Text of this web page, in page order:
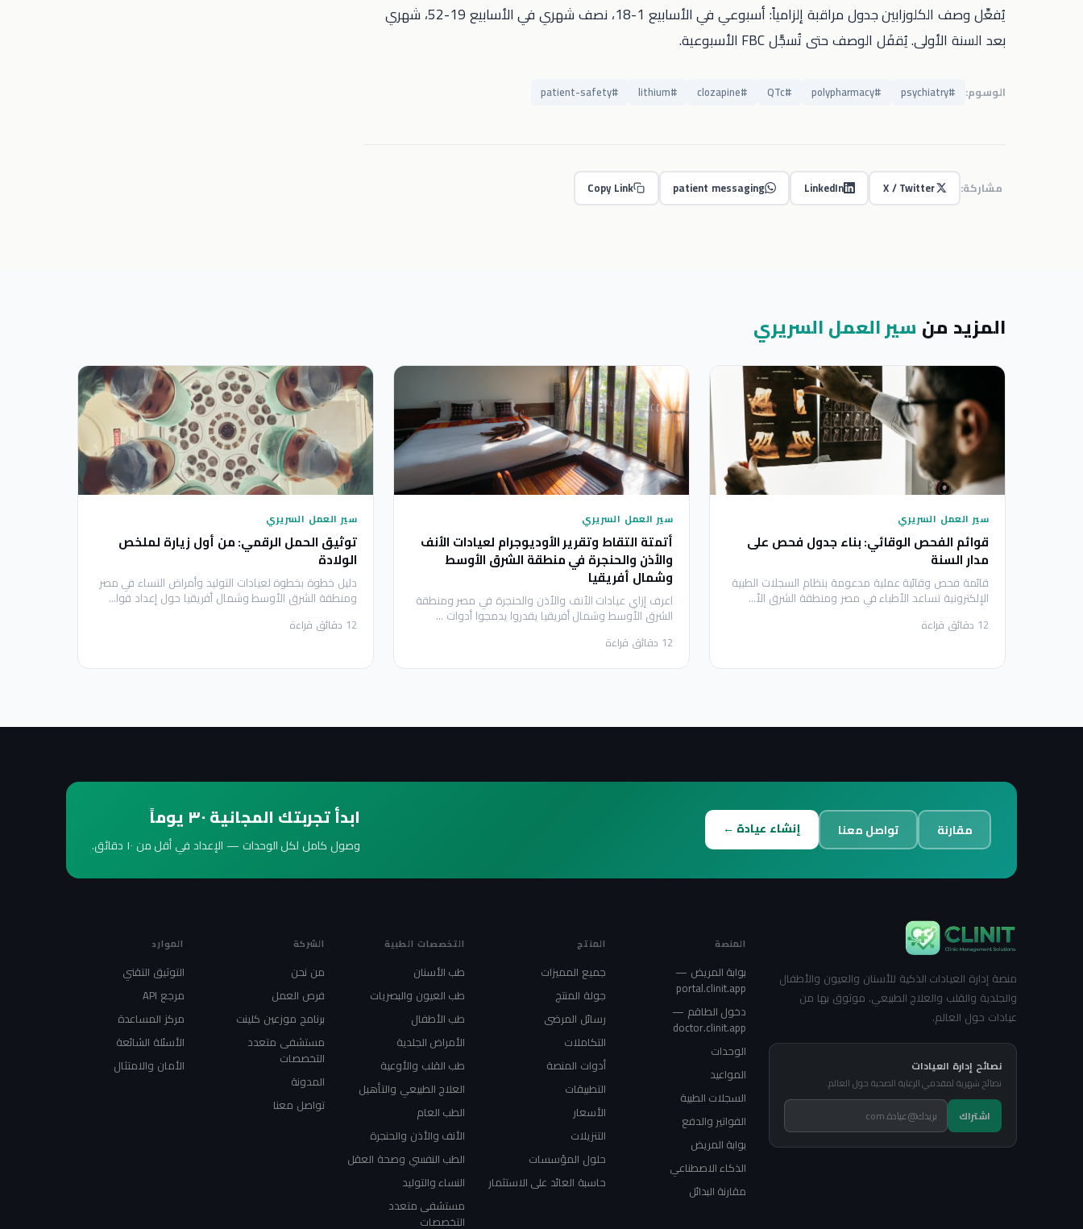
يُفعِّل وصف الكلوزابين جدول مراقبة إلزامياً: أسبوعي في الأسابيع 1-18، نصف شهري في الأسابيع 19-52، شهري
بعد السنة الأولى. يُقفَل الوصف حتى تُسجَّل FBC الأسبوعية.
الوسوم: #
psychiatry
#
polypharmacy
#
QTc
#
clozapine
#
lithium
#
patient-safety
مشاركة: X / Twitter
LinkedIn
patient messaging
Copy Link
المزيد من سير العمل السريري
سير العمل السريري
قوائم الفحص الوقائي: بناء جدول فحص على
مدار السنة
قائمة فحص وقائية عملية مدعومة بنظام السجلات الطبية
الإلكترونية تساعد الأطباء في مصر ومنطقة الشرق الأ…
12 دقائق قراءة
سير العمل السريري
أتمتة التقاط وتقرير الأوديوجرام لعيادات الأنف
والأذن والحنجرة في منطقة الشرق الأوسط
وشمال أفريقيا
اعرف إزاي عيادات الأنف والأذن والحنجرة في مصر ومنطقة
الشرق الأوسط وشمال أفريقيا يقدروا يدمجوا أدوات …
12 دقائق قراءة
سير العمل السريري
توثيق الحمل الرقمي: من أول زيارة لملخص
الولادة
دليل خطوة بخطوة لعيادات التوليد وأمراض النساء في مصر
ومنطقة الشرق الأوسط وشمال أفريقيا حول إعداد قوا…
12 دقائق قراءة
ابدأ تجربتك المجانية ٣٠ يوماً
وصول كامل لكل الوحدات — الإعداد في أقل من ١٠ دقائق.
إنشاء عيادة ← تواصل معنا مقارنة
منصة إدارة العيادات الذكية للأسنان والعيون والأطفال
والجلدية والقلب والعلاج الطبيعي. موثوق بها من
عيادات حول العالم.
نصائح إدارة العيادات
نصائح شهرية لمقدمي الرعاية الصحية حول العالم.
اشتراك
المنصة
بوابة المريض —
portal.clinit.app
دخول الطاقم —
doctor.clinit.app
الوحدات
المواعيد
السجلات الطبية
الفواتير والدفع
بوابة المريض
الذكاء الاصطناعي
مقارنة البدائل
المنتج
جميع المميزات
جولة المنتج
رسائل المرضى
التكاملات
أدوات المنصة
التطبيقات
الأسعار
التنزيلات
حلول المؤسسات
حاسبة العائد على الاستثمار
التخصصات الطبية
طب الأسنان
طب العيون والبصريات
طب الأطفال
الأمراض الجلدية
طب القلب والأوعية
العلاج الطبيعي والتأهيل
الطب العام
الأنف والأذن والحنجرة
الطب النفسي وصحة العقل
النساء والتوليد
مستشفى متعدد
التخصصات
الشركة
من نحن
فرص العمل
برنامج موزعين كلينت
مستشفى متعدد
التخصصات
المدونة
تواصل معنا
الموارد
التوثيق التقني
مرجع API
مركز المساعدة
الأسئلة الشائعة
الأمان والامتثال